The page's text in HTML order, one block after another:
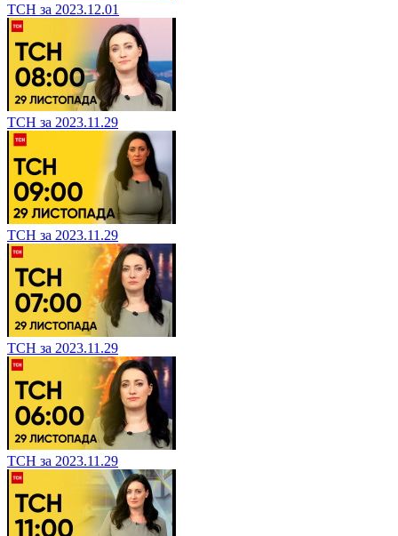
ТСН за 2023.12.01
ТСН за 2023.11.29
ТСН за 2023.11.29
ТСН за 2023.11.29
ТСН за 2023.11.29